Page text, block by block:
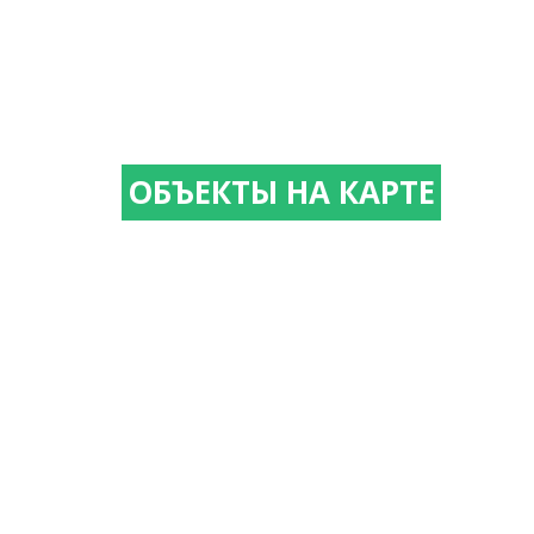
ОБЪЕКТЫ НА КАРТЕ